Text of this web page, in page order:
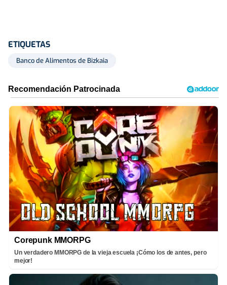
ETIQUETAS
Banco de Alimentos de Bizkaia
Corepunk MMORPG
Un verdadero MMORPG de la vieja escuela ¡Cómo los de antes, pero
mejor!